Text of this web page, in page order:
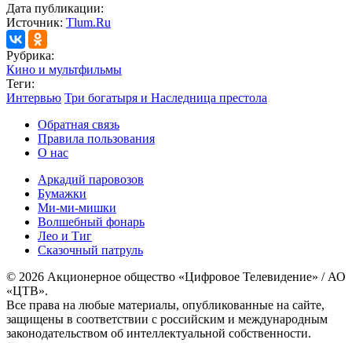
Дата публикации:
Источник: Tlum.Ru
Рубрика:
Кино и мультфильмы
Теги:
Интервью Три богатыря и Наследница престола
Обратная связь
Правила пользования
О нас
Аркадий паровозов
Бумажки
Ми-ми-мишки
Волшебный фонарь
Лео и Тиг
Сказочный патруль
© 2026 Акционерное общество «Цифровое Телевидение» / АО
«ЦТВ».
Все права на любые материалы, опубликованные на сайте,
защищены в соответствии с российским и международным
законодательством об интеллектуальной собственности.